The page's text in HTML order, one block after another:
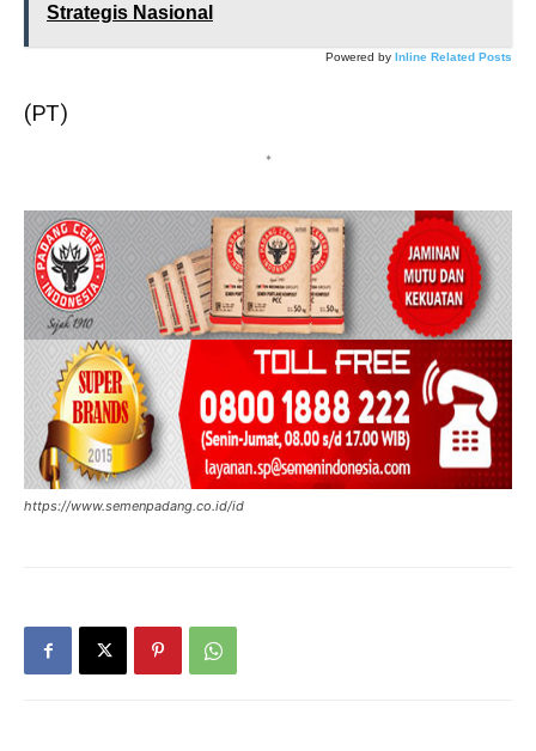
Strategis Nasional
Powered by Inline Related Posts
(PT)
*
https://www.semenpadang.co.id/id